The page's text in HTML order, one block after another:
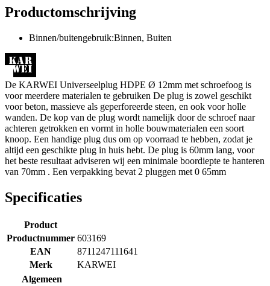
Productomschrijving
Binnen/buitengebruik:Binnen, Buiten
De KARWEI Universeelplug HDPE Ø 12mm met schroefoog is
voor meerdere materialen te gebruiken De plug is zowel geschikt
voor beton, massieve als geperforeerde steen, en ook voor holle
wanden. De kop van de plug wordt namelijk door de schroef naar
achteren getrokken en vormt in holle bouwmaterialen een soort
knoop. Een handige plug dus om op voorraad te hebben, zodat je
altijd een geschikte plug in huis hebt. De plug is 60mm lang, voor
het beste resultaat adviseren wij een minimale boordiepte te hanteren
van 70mm . Een verpakking bevat 2 pluggen met 0 65mm
Specificaties
Product
Productnummer 603169
EAN
8711247111641
Merk
KARWEI
Algemeen